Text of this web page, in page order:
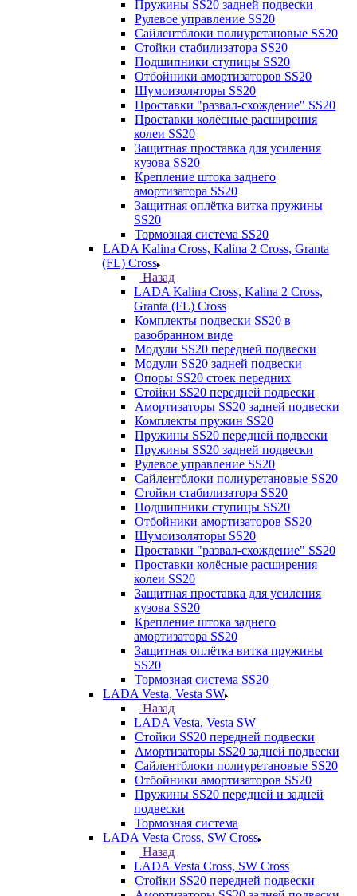
Пружины SS20 задней подвески
Рулевое управление SS20
Сайлентблоки полиуретановые SS20
Стойки стабилизатора SS20
Подшипники ступицы SS20
Отбойники амортизаторов SS20
Шумоизоляторы SS20
Проставки "развал-схождение" SS20
Проставки колёсные расширения
колеи SS20
Защитная проставка для усиления
кузова SS20
Крепление штока заднего
амортизатора SS20
Защитная оплётка витка пружины
SS20
Тормозная система SS20
LADA Kalina Cross, Kalina 2 Cross, Granta
(FL) Cross
Назад
LADA Kalina Cross, Kalina 2 Cross,
Granta (FL) Cross
Комплекты подвески SS20 в
разобранном виде
Модули SS20 передней подвески
Модули SS20 задней подвески
Опоры SS20 стоек передних
Стойки SS20 передней подвески
Амортизаторы SS20 задней подвески
Комплекты пружин SS20
Пружины SS20 передней подвески
Пружины SS20 задней подвески
Рулевое управление SS20
Сайлентблоки полиуретановые SS20
Стойки стабилизатора SS20
Подшипники ступицы SS20
Отбойники амортизаторов SS20
Шумоизоляторы SS20
Проставки "развал-схождение" SS20
Проставки колёсные расширения
колеи SS20
Защитная проставка для усиления
кузова SS20
Крепление штока заднего
амортизатора SS20
Защитная оплётка витка пружины
SS20
Тормозная система SS20
LADA Vesta, Vesta SW
Назад
LADA Vesta, Vesta SW
Стойки SS20 передней подвески
Амортизаторы SS20 задней подвески
Сайлентблоки полиуретановые SS20
Отбойники амортизаторов SS20
Пружины SS20 передней и задней
подвески
Тормозная система
LADA Vesta Cross, SW Cross
Назад
LADA Vesta Cross, SW Cross
Стойки SS20 передней подвески